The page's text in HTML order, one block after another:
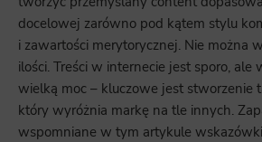
docelowej zarówno pod kątem stylu
i zawartości merytorycznej. Nie można
ilości. Treści w internecie jest sporo, ale
wielką moc – kluczowe jest stworzenie
który wyróżnia markę na tle innych.
wspomniane w tym artykule